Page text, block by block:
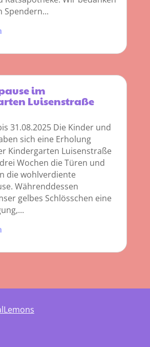
Spendern...
im
Luisenstraße
31.08.2025 Die Kinder und
sich eine Erholung
Kindergarten Luisenstraße
Wochen die Türen und
die wohlverdiente
Währenddessen
gelbes Schlösschen eine